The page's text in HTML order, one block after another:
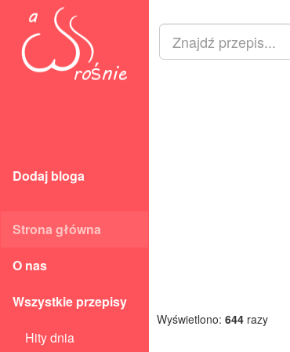
Dodaj bloga
Strona główna
O nas
Wszystkie przepisy
Hity dnia
Wyświetlono: 644 razy